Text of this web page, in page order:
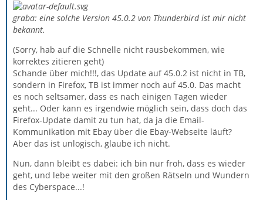
graba: eine solche Version 45.0.2 von Thunderbird ist mir nicht
bekannt.
(Sorry, hab auf die Schnelle nicht rausbekommen, wie
korrektes zitieren geht)
Schande über mich!!!, das Update auf 45.0.2 ist nicht in TB,
sondern in Firefox, TB ist immer noch auf 45.0. Das macht
es noch seltsamer, dass es nach einigen Tagen wieder
geht... Oder kann es irgendwie möglich sein, dass doch das
Firefox-Update damit zu tun hat, da ja die Email-
Kommunikation mit Ebay über die Ebay-Webseite läuft?
Aber das ist unlogisch, glaube ich nicht.
Nun, dann bleibt es dabei: ich bin nur froh, dass es wieder
geht, und lebe weiter mit den großen Rätseln und Wundern
des Cyberspace...!